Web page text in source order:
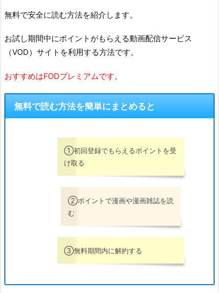
無料で安全に読む方法を紹介します。
お試し期間中にポイントがもらえる動画配信サービス
（VOD）サイトを利用する方法です。
おすすめはFODプレミアムです。
無料で読む方法を簡単にまとめると
①初回登録でもらえるポイントを受
け取る
②ポイントで漫画や漫画雑誌を読
む
③無料期間内に解約する